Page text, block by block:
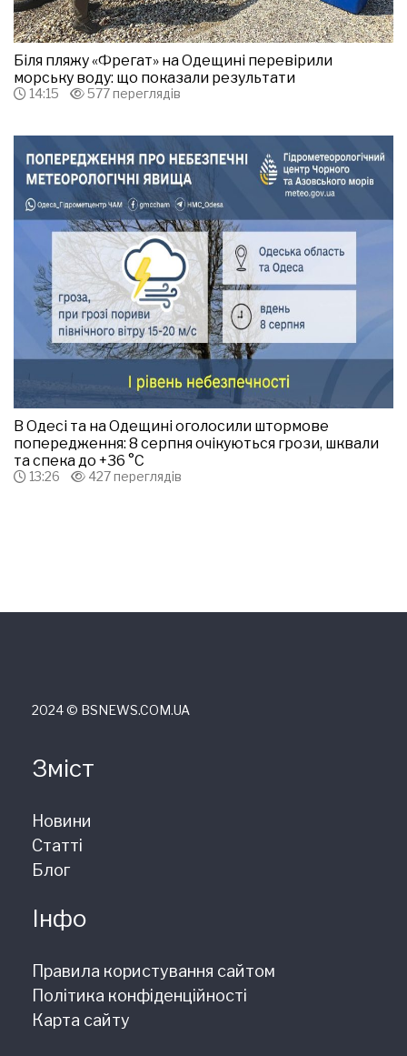
Біля пляжу «Фрегат» на Одещині перевірили
морську воду: що показали результати
14:15 577 переглядів
В Одесі та на Одещині оголосили штормове
попередження: 8 серпня очікуються грози, шквали
та спека до +36 °С
13:26 427 переглядів
2024 © ВSNEWS.COM.UA
Зміст
Новини
Статті
Блог
Інфо
Правила користування сайтом
Політика конфіденційності
Карта сайту